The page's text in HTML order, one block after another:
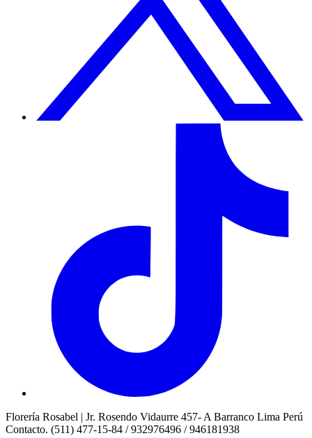
Florería Rosabel | Jr. Rosendo Vidaurre 457- A Barranco Lima Perú
Contacto. (511) 477-15-84 / 932976496 / 946181938